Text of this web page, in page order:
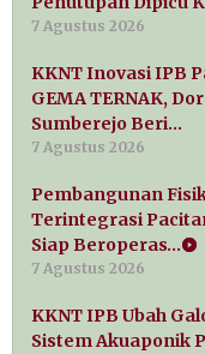
7 Agustus 2026
KKNT Inovasi IPB
GEMA TERNAK,
Sumberejo Beri…
7 Agustus 2026
Pembangunan
Terintegrasi
Siap Beroperas…
7 Agustus 2026
KKNT IPB Ubah
Sistem Akuaponik